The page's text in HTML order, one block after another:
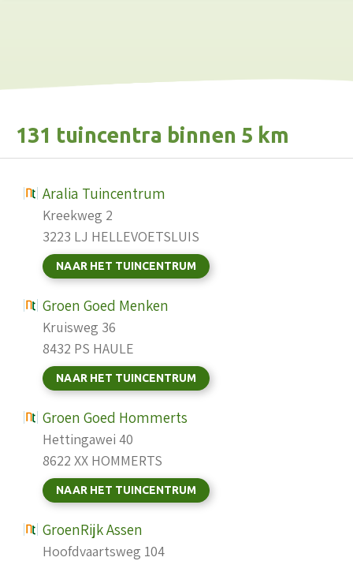
131 tuincentra binnen 5 km
Aralia Tuincentrum
Kreekweg 2
3223 LJ HELLEVOETSLUIS
NAAR HET TUINCENTRUM
Groen Goed Menken
Kruisweg 36
8432 PS HAULE
NAAR HET TUINCENTRUM
Groen Goed Hommerts
Hettingawei 40
8622 XX HOMMERTS
NAAR HET TUINCENTRUM
GroenRijk Assen
Hoofdvaartsweg 104